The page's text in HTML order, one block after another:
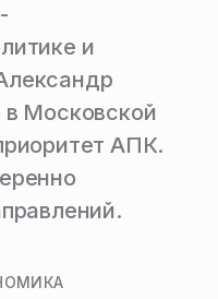
и
Московской
АПК.